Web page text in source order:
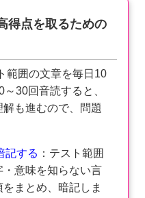
得点を取るための
範囲の文章を毎日10
30回音読すると、
も進むので、問題
記する ：テスト範囲
意味を知らない言
まとめ、暗記しま